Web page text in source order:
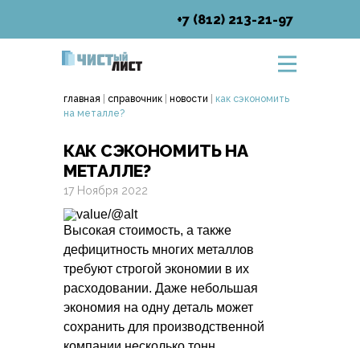
+7 (812) 213-21-97
главная справочник новости
как сэкономить
на металле?
КАК СЭКОНОМИТЬ НА
МЕТАЛЛЕ?
17 Ноября 2022
Высокая стоимость, а также
дефицитность многих металлов
требуют строгой экономии в их
расходовании. Даже небольшая
экономия на одну деталь может
сохранить для производственной